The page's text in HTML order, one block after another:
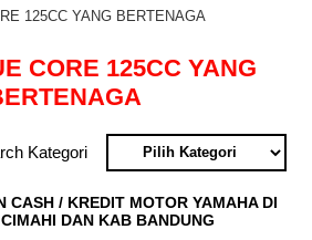
125CC YANG BERTENAGA
CORE 125CC YANG
Kategori
CASH / KREDIT MOTOR YAMAHA DI
DAN KAB BANDUNG